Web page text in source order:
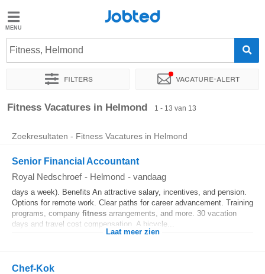
Jobted
Vacatures
Salarissen
Jobted
Fitness, Helmond
Filters Vacature-alert
Sorteer op Exacte locatie Bedrijf Soort dienstverband
Fitness Vacatures in Helmond 1 - 13 van 13
Zoekresultaten - Fitness Vacatures in Helmond
Senior Financial Accountant
Royal Nedschroef - Helmond - vandaag
days a week). Benefits An attractive salary, incentives, and pension.
Options for remote work. Clear paths for career advancement. Training
programs, company fitness arrangements, and more. 30 vacation
days and travel cost compensation. A bicycle...
Laat meer zien
Chef-Kok